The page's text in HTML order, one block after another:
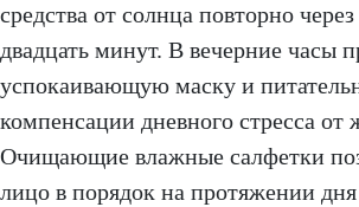
средства от солнца повторно
двадцать минут. В вечерние часы
успокаивающую маску и
компенсации дневного стресса от
Очищающие влажные салфетки
лицо в порядок на протяжении